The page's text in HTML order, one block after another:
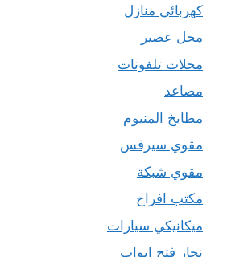
كهربائي منازل
محل عصير
محلات تلفونات
مصاعد
مطابخ المنيوم
مقوي سيرفس
مقوي شبكة
مكتب افراح
ميكانيكي سيارات
نجار فتح ابواب